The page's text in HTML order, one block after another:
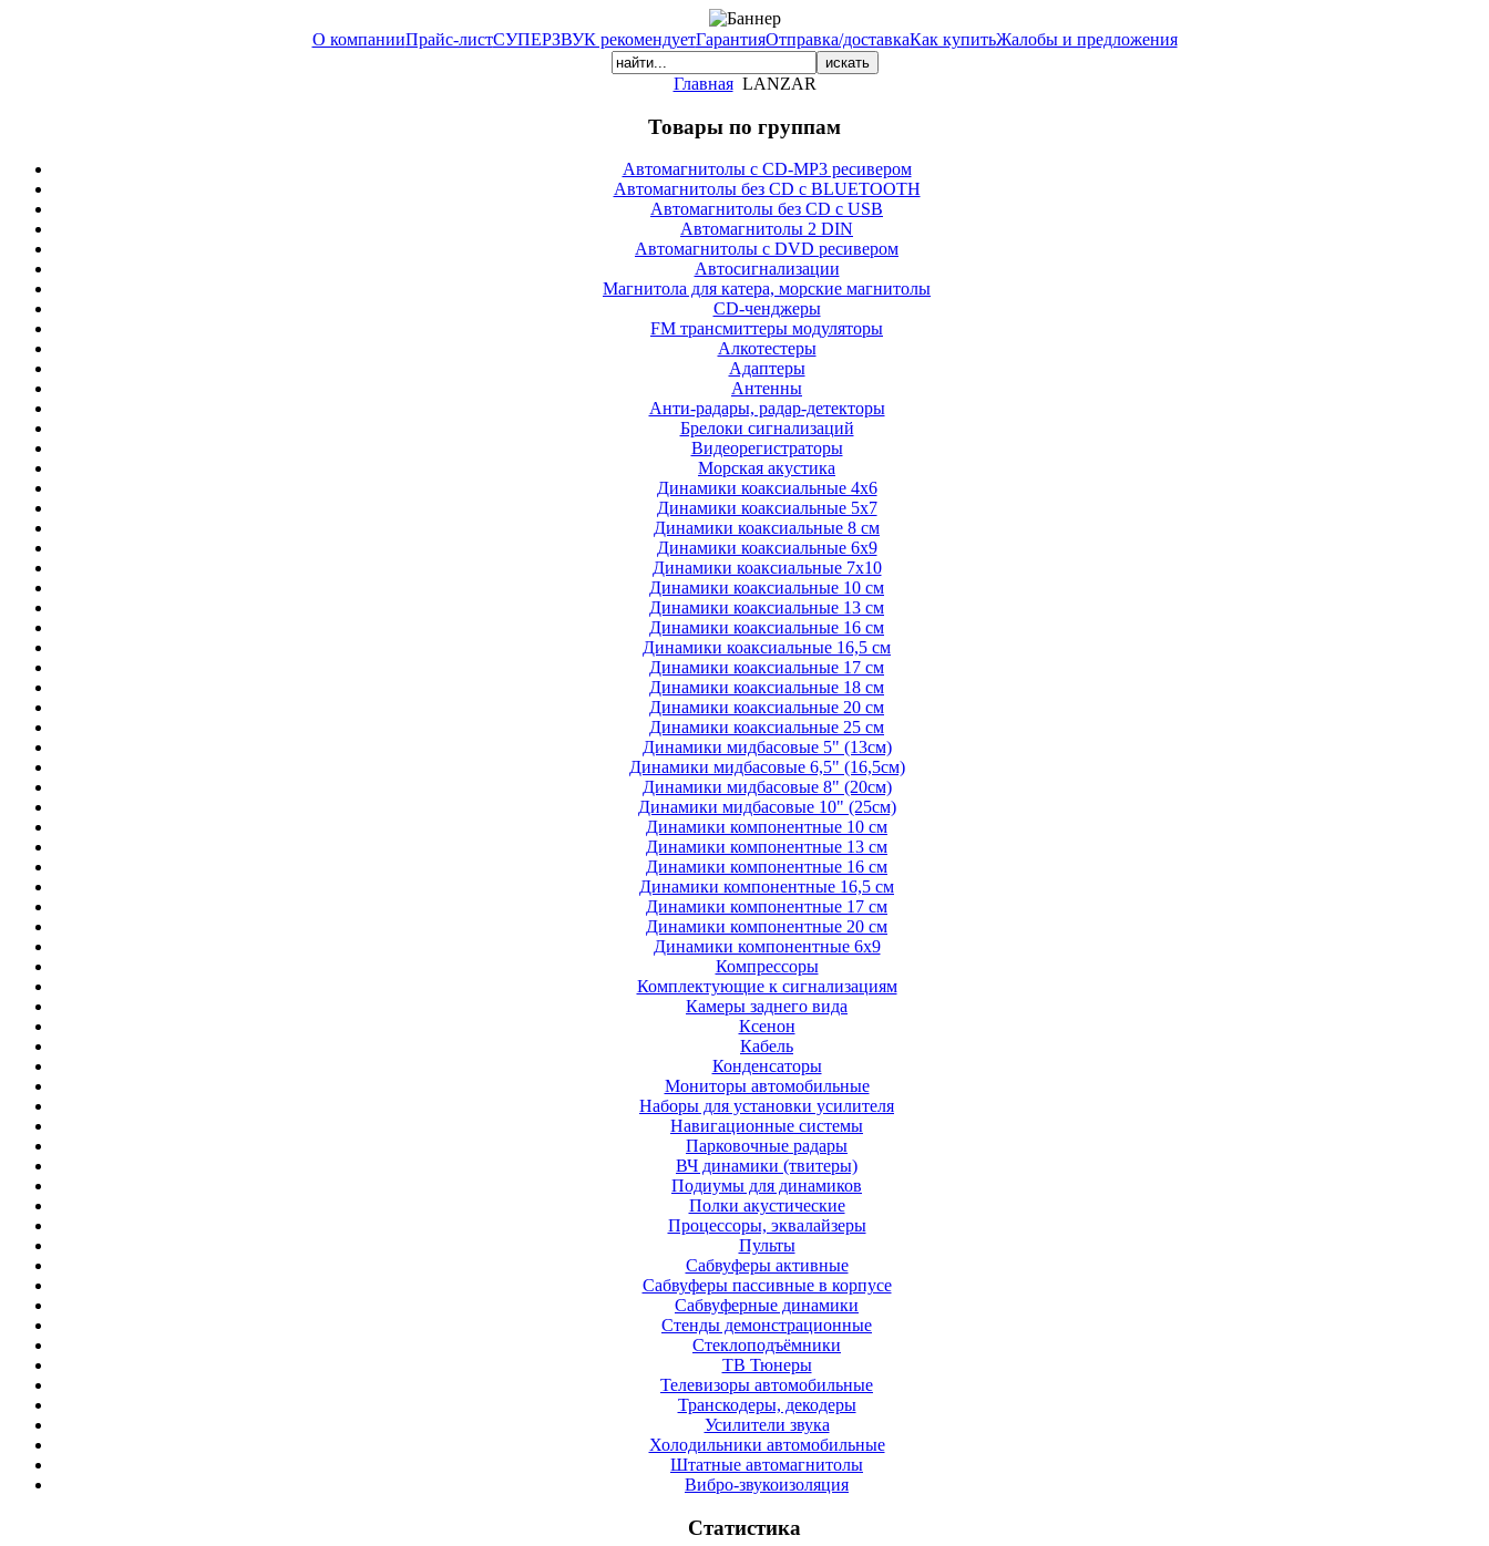
О компанииПрайс-листСУПЕРЗВУК рекомендуетГарантияОтправка/доставкаКак купитьЖалобы и предложения
Главная LANZAR
Товары по группам
Автомагнитолы с CD-MP3 ресивером
Автомагнитолы без CD с BLUETOOTH
Автомагнитолы без CD с USB
Автомагнитолы 2 DIN
Автомагнитолы с DVD ресивером
Автосигнализации
Магнитола для катера, морские магнитолы
CD-ченджеры
FM трансмиттеры модуляторы
Алкотестеры
Адаптеры
Антенны
Анти-радары, радар-детекторы
Брелоки сигнализаций
Видеорегистраторы
Морская акустика
Динамики коаксиальные 4х6
Динамики коаксиальные 5х7
Динамики коаксиальные 8 см
Динамики коаксиальные 6х9
Динамики коаксиальные 7х10
Динамики коаксиальные 10 см
Динамики коаксиальные 13 см
Динамики коаксиальные 16 см
Динамики коаксиальные 16,5 см
Динамики коаксиальные 17 см
Динамики коаксиальные 18 см
Динамики коаксиальные 20 см
Динамики коаксиальные 25 см
Динамики мидбасовые 5" (13см)
Динамики мидбасовые 6,5" (16,5см)
Динамики мидбасовые 8" (20см)
Динамики мидбасовые 10" (25см)
Динамики компонентные 10 см
Динамики компонентные 13 см
Динамики компонентные 16 см
Динамики компонентные 16,5 см
Динамики компонентные 17 см
Динамики компонентные 20 см
Динамики компонентные 6х9
Компрессоры
Комплектующие к сигнализациям
Камеры заднего вида
Ксенон
Кабель
Конденсаторы
Мониторы автомобильные
Наборы для установки усилителя
Навигационные системы
Парковочные радары
ВЧ динамики (твитеры)
Подиумы для динамиков
Полки акустические
Процессоры, эквалайзеры
Пульты
Сабвуферы активные
Сабвуферы пассивные в корпусе
Сабвуферные динамики
Стенды демонстрационные
Стеклоподъёмники
ТВ Тюнеры
Телевизоры автомобильные
Транскодеры, декодеры
Усилители звука
Холодильники автомобильные
Штатные автомагнитолы
Вибро-звукоизоляция
Статистика